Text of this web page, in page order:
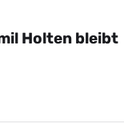
Holten bleibt